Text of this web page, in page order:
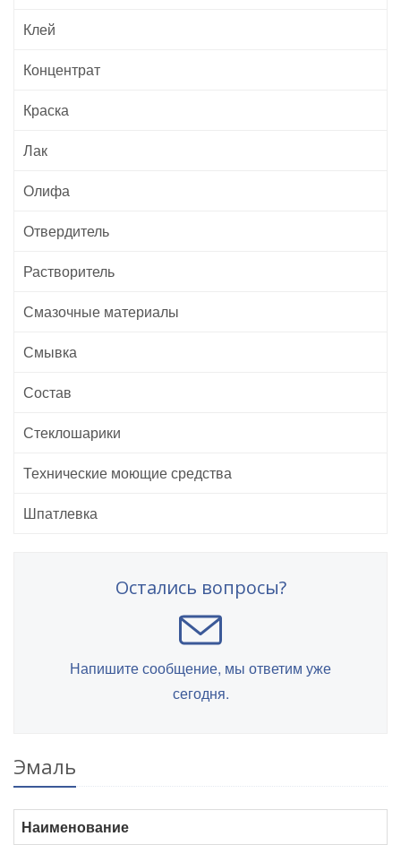
Клей
Концентрат
Краска
Лак
Олифа
Отвердитель
Растворитель
Смазочные материалы
Смывка
Состав
Стеклошарики
Технические моющие средства
Шпатлевка
Остались вопросы?
Напишите сообщение, мы ответим уже
сегодня.
Эмаль
Наименование